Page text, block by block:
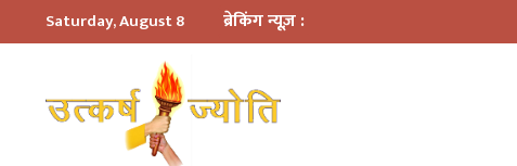
Saturday, August 8 ब्रेकिंग न्यूज़ :